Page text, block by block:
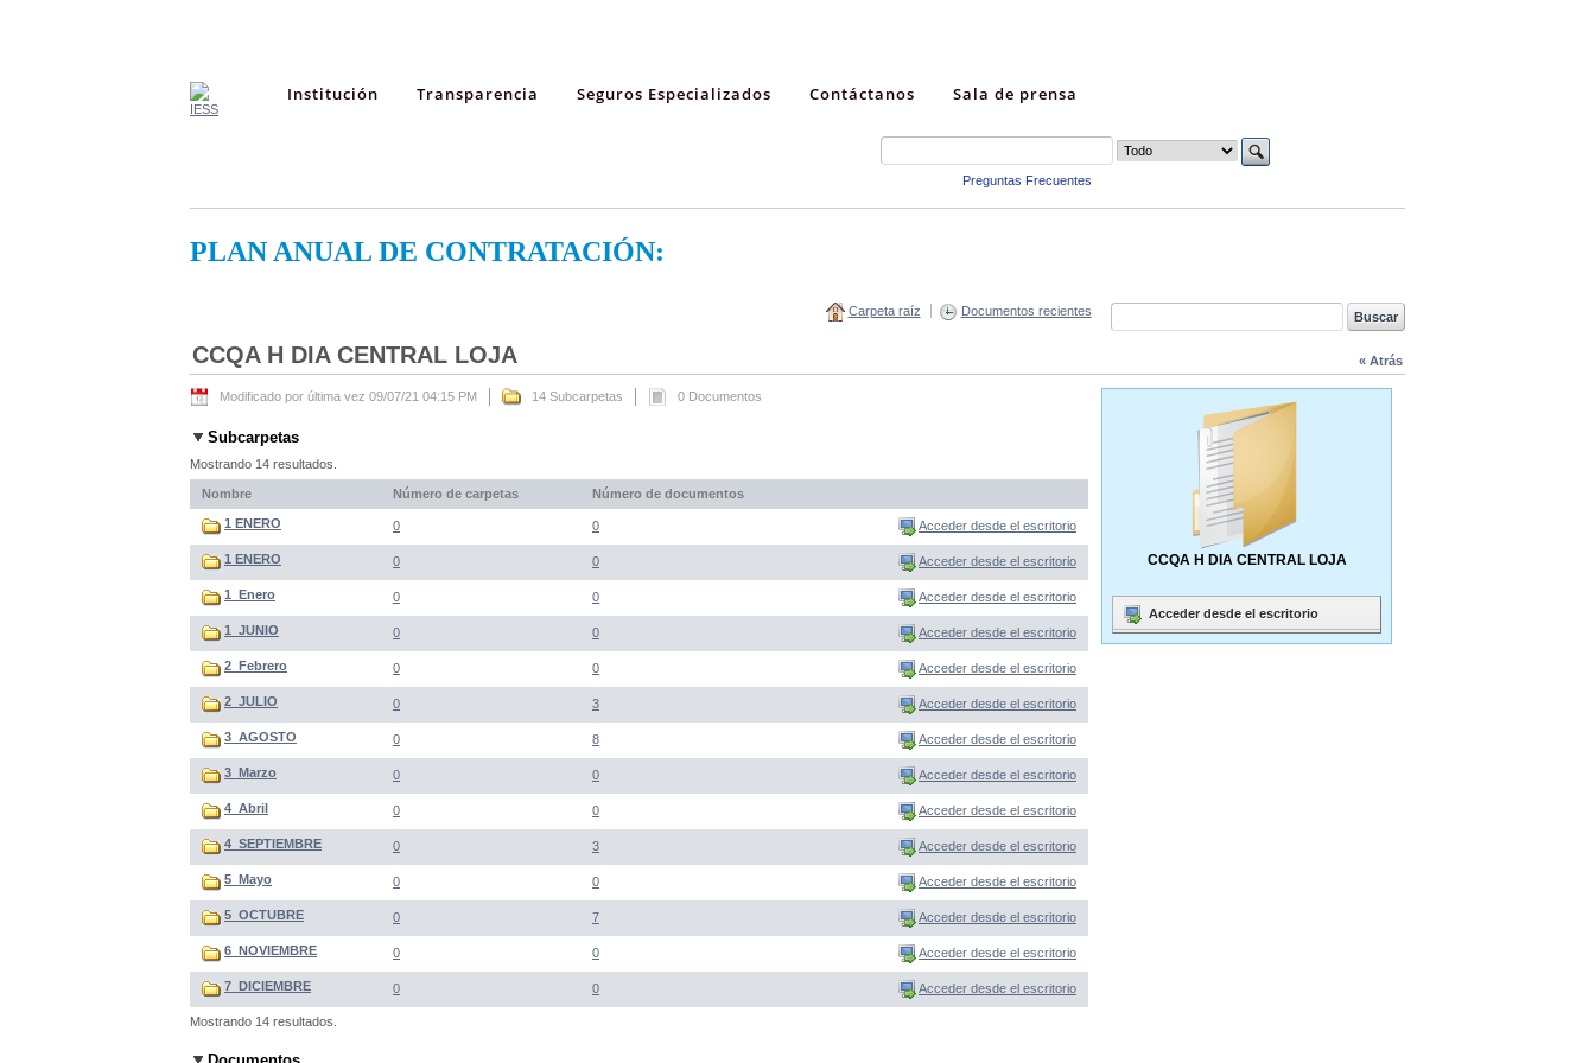
Institución Transparencia Seguros Especializados Contáctanos Sala de prensa
Preguntas Frecuentes
PLAN ANUAL DE CONTRATACIÓN:
Carpeta raíz Documentos recientes
« Atrás
CCQA H DIA CENTRAL LOJA
Modificado por última vez 09/07/21 04:15 PM 14 Subcarpetas 0 Documentos
Subcarpetas
Mostrando 14 resultados.
Nombre Número de carpetas Número de documentos
1 ENERO 0 0 Acceder desde el escritorio
1 ENERO 0 0 Acceder desde el escritorio
1_Enero 0 0 Acceder desde el escritorio
1_JUNIO 0 0 Acceder desde el escritorio
2_Febrero 0 0 Acceder desde el escritorio
2_JULIO 0 3 Acceder desde el escritorio
3_AGOSTO 0 8 Acceder desde el escritorio
3_Marzo 0 0 Acceder desde el escritorio
4_Abril 0 0 Acceder desde el escritorio
4_SEPTIEMBRE 0 3 Acceder desde el escritorio
5_Mayo 0 0 Acceder desde el escritorio
5_OCTUBRE 0 7 Acceder desde el escritorio
6_NOVIEMBRE 0 0 Acceder desde el escritorio
7_DICIEMBRE 0 0 Acceder desde el escritorio
Mostrando 14 resultados.
CCQA H DIA CENTRAL LOJA
Acceder desde el escritorio